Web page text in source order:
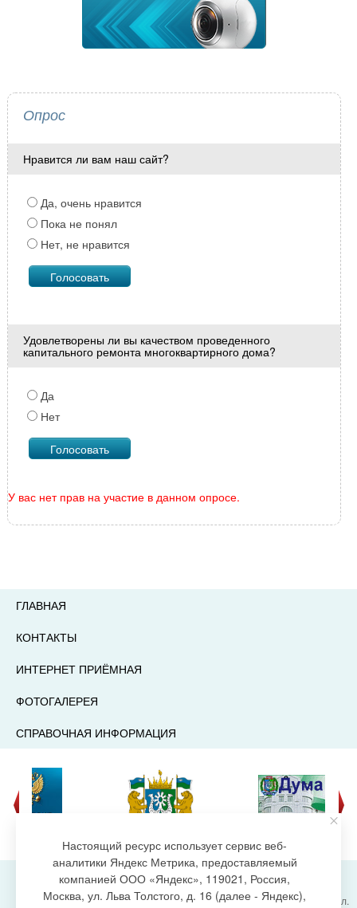
Опрос
Нравится ли вам наш сайт?
Да, очень нравится
Пока не понял
Нет, не нравится
Удовлетворены ли вы качеством проведенного
капитального ремонта многоквартирного дома?
Да
Нет
У вас нет прав на участие в данном опросе.
ГЛАВНАЯ
КОНТАКТЫ
ИНТЕРНЕТ ПРИЁМНАЯ
ФОТОГАЛЕРЕЯ
СПРАВОЧНАЯ ИНФОРМАЦИЯ
Администрация городского поселения Излучинск, ул.
Настоящий ресурс использует сервис веб-
аналитики Яндекс Метрика, предоставляемый
компанией ООО «Яндекс», 119021, Россия,
Москва, ул. Льва Толстого, д. 16 (далее - Яндекс),